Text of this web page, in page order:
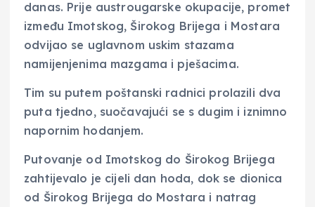
danas. Prije austrougarske okupacije, promet
između Imotskog, Širokog Brijega i Mostara
odvijao se uglavnom uskim stazama
namijenjenima mazgama i pješacima.
Tim su putem poštanski radnici prolazili dva
puta tjedno, suočavajući se s dugim i iznimno
napornim hodanjem.
Putovanje od Imotskog do Širokog Brijega
zahtijevalo je cijeli dan hoda, dok se dionica
od Širokog Brijega do Mostara i natrag